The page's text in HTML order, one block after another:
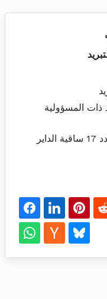
المسؤولية